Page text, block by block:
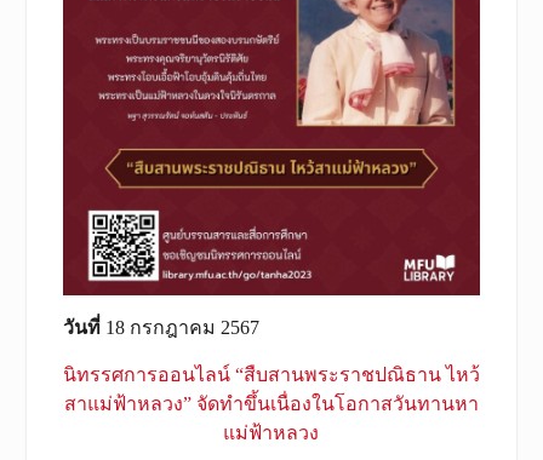
วันที่18 กรกฎาคม 2567
นิทรรศการออนไลน์ “สืบสานพระราชปณิธาน ไหว้
สาแม่ฟ้าหลวง” จัดทำขึ้นเนื่องในโอกาสวันทานหา
แม่ฟ้าหลวง